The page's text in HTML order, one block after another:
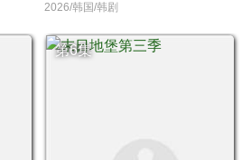
2026/韩国/韩剧
第6集